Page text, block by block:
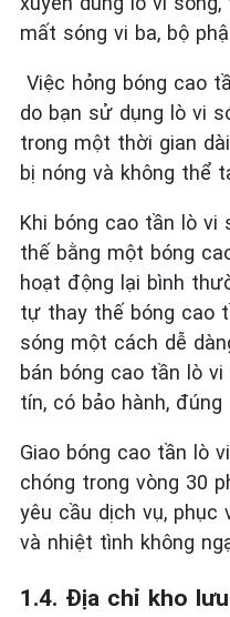
mất sóng vi ba, bộ
Việc hỏng bóng cao
do bạn sử dụng lò vi
trong một thời gian
bị nóng và không thể
Khi bóng cao tần lò vi
thế bằng một bóng
hoạt động lại bình
tự thay thế bóng cao
sóng một cách dễ
bán bóng cao tần lò
tín, có bảo hành, đúng
Giao bóng cao tần lò
chóng trong vòng 30
yêu cầu dịch vụ, phục
và nhiệt tình không
1.4. Địa chỉ kho